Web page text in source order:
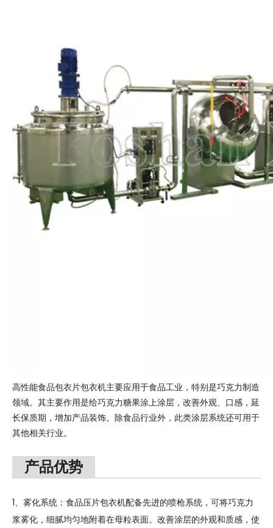
高性能食品包衣片包衣机主要应用于食品工业，特别是巧克力制造
领域。其主要作用是给巧克力糖果涂上涂层，改善外观、口感，延
长保质期，增加产品装饰。除食品行业外，此类涂层系统还可用于
其他相关行业。
产品优势
1、雾化系统：食品压片包衣机配备先进的喷枪系统，可将巧克力
浆雾化，细腻均匀地附着在母粒表面。改善涂层的外观和质感，使